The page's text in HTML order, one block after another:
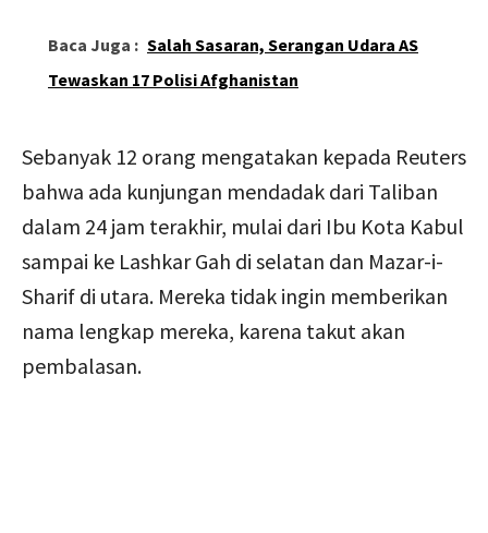
Baca Juga : Salah Sasaran, Serangan Udara AS
Tewaskan 17 Polisi Afghanistan
Sebanyak 12 orang mengatakan kepada Reuters
bahwa ada kunjungan mendadak dari Taliban
dalam 24 jam terakhir, mulai dari Ibu Kota Kabul
sampai ke Lashkar Gah di selatan dan Mazar-i-
Sharif di utara. Mereka tidak ingin memberikan
nama lengkap mereka, karena takut akan
pembalasan.